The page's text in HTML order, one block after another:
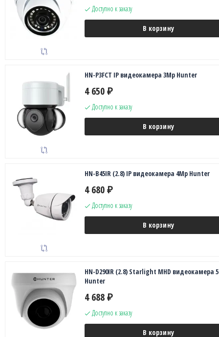
Доступно к заказу
В корзину
HN-P3FCT IP видеокамера 3Mp Hunter
4 650 ₽
Доступно к заказу
В корзину
HN-B45IR (2.8) IP видеокамера 4Mp Hunter
4 680 ₽
Доступно к заказу
В корзину
HN-D290IR (2.8) Starlight MHD видеокамера
Hunter
4 688 ₽
Доступно к заказу
В корзину